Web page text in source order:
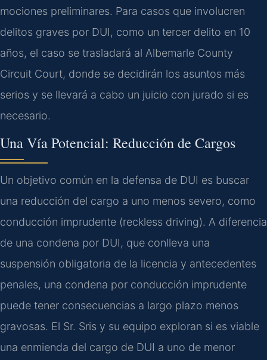
mociones preliminares. Para casos que involucren
delitos graves por DUI, como un tercer delito en 10
años, el caso se trasladará al Albemarle County
Circuit Court, donde se decidirán los asuntos más
serios y se llevará a cabo un juicio con jurado si es
necesario.
Una Vía Potencial: Reducción de Cargos
Un objetivo común en la defensa de DUI es buscar
una reducción del cargo a uno menos severo, como
conducción imprudente (reckless driving). A diferencia
de una condena por DUI, que conlleva una
suspensión obligatoria de la licencia y antecedentes
penales, una condena por conducción imprudente
puede tener consecuencias a largo plazo menos
gravosas. El Sr. Sris y su equipo exploran si es viable
una enmienda del cargo de DUI a uno de menor